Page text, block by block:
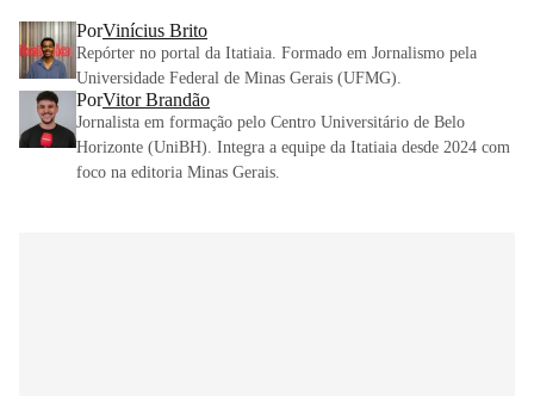
PorVinícius Brito
Repórter no portal da Itatiaia. Formado em Jornalismo pela
Universidade Federal de Minas Gerais (UFMG).
PorVitor Brandão
Jornalista em formação pelo Centro Universitário de Belo
Horizonte (UniBH). Integra a equipe da Itatiaia desde 2024 com
foco na editoria Minas Gerais.